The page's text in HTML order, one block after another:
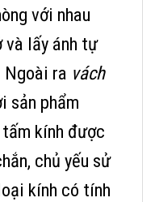
với nhau
và lấy ánh tự
Ngoài ra vách
sản phẩm
kính được
chủ yếu sử
kính có tính